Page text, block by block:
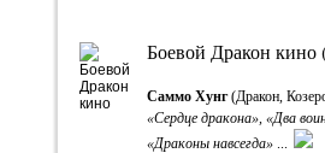
Боевой Дракон кино
Саммо Хунг(Дракон,
«Сердце дракона», «Два
«Драконы навсегда» ...